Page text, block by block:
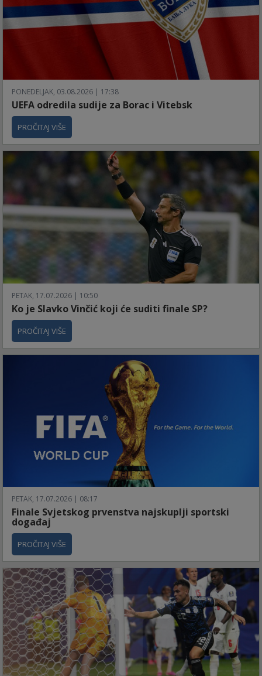
PONEDELJAK, 03.08.2026 | 17:38
UEFA odredila sudije za Borac i Vitebsk
PROČITAJ VIŠE
PETAK, 17.07.2026 | 10:50
Ko je Slavko Vinčić koji će suditi finale SP?
PROČITAJ VIŠE
PETAK, 17.07.2026 | 08:17
Finale Svjetskog prvenstva najskuplji sportski
događaj
PROČITAJ VIŠE